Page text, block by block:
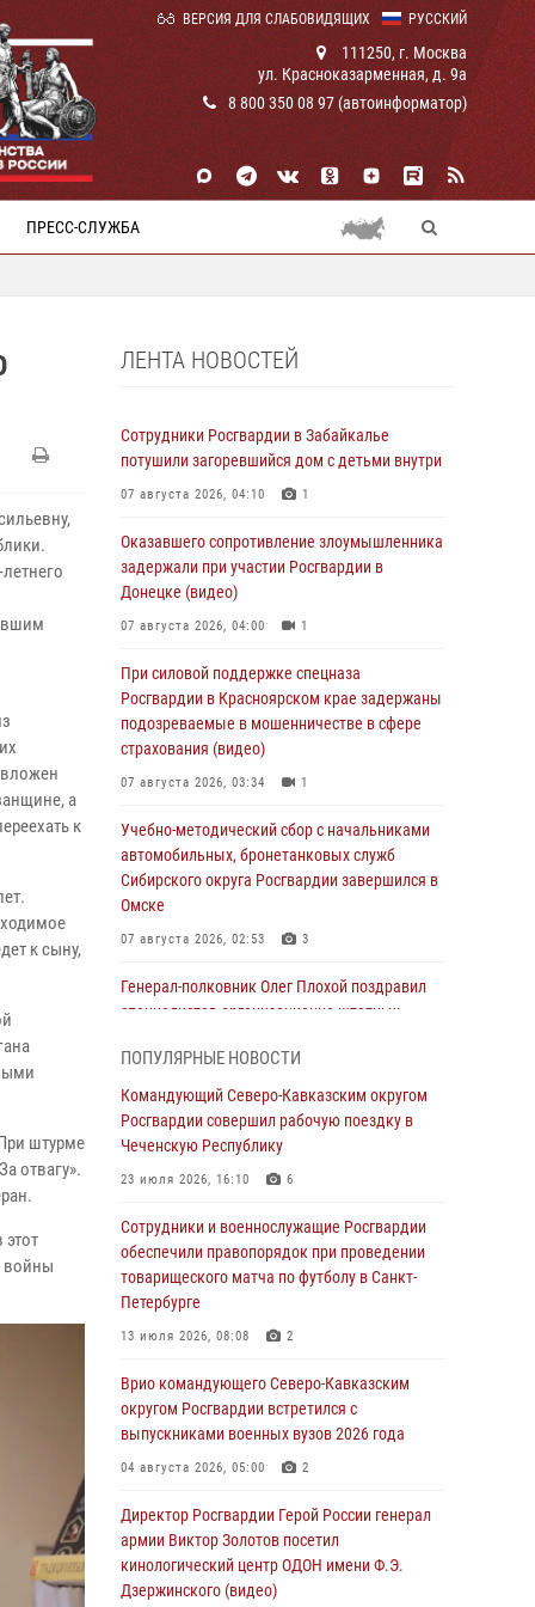
РУССКИЙ
ВЕРСИЯ ДЛЯ СЛАБОВИДЯЩИХ
111250, г. Москва
ул. Красноказарменная, д. 9а
8 800 350 08 97 (автоинформатор)
ПРЕСС-СЛУЖБА
а
к
к сыну,
штурме
отвагу».
войны
ЛЕНТА НОВОСТЕЙ
Сотрудники Росгвардии в Забайкалье
потушили загоревшийся дом с детьми внутри
07 августа 2026, 04:10 1
Оказавшего сопротивление злоумышленника
задержали при участии Росгвардии в
Донецке (видео)
07 августа 2026, 04:00 1
При силовой поддержке спецназа
Росгвардии в Красноярском крае задержаны
подозреваемые в мошенничестве в сфере
страхования (видео)
07 августа 2026, 03:34 1
Учебно-методический сбор с начальниками
автомобильных, бронетанковых служб
Сибирского округа Росгвардии завершился в
Омске
07 августа 2026, 02:53 3
Генерал-полковник Олег Плохой поздравил
специалистов организационно-штатных
профессиональным праздником
06 августа 2026, 21:01
В Нижнем Новгороде состоялось
Всероссийское совещание-семинар по
охраны Росгвардии (видео)
06 августа 2026, 14:47 10 1
В Брянске сотрудники и военнослужащие
Росгвардии почтили память Героя России
06 августа 2026, 14:36 2
В кинологическом центре Уральского округа
Росгвардии почтили память товарищей,
06 августа 2026, 13:29 5
В Центральном округе Росгвардии прошли
мероприятия к 108‑летию генерала армии
ПОПУЛЯРНЫЕ НОВОСТИ
Командующий Северо-Кавказским округом
Росгвардии совершил рабочую поездку в
Чеченскую Республику
23 июля 2026, 16:10 6
Сотрудники и военнослужащие Росгвардии
обеспечили правопорядок при проведении
товарищеского матча по футболу в Санкт-
Петербурге
13 июля 2026, 08:08 2
Врио командующего Северо-Кавказским
округом Росгвардии встретился с
выпускниками военных вузов 2026 года
04 августа 2026, 05:00 2
Директор Росгвардии Герой России генерал
армии Виктор Золотов посетил
кинологический центр ОДОН имени Ф.Э.
Дзержинского (видео)